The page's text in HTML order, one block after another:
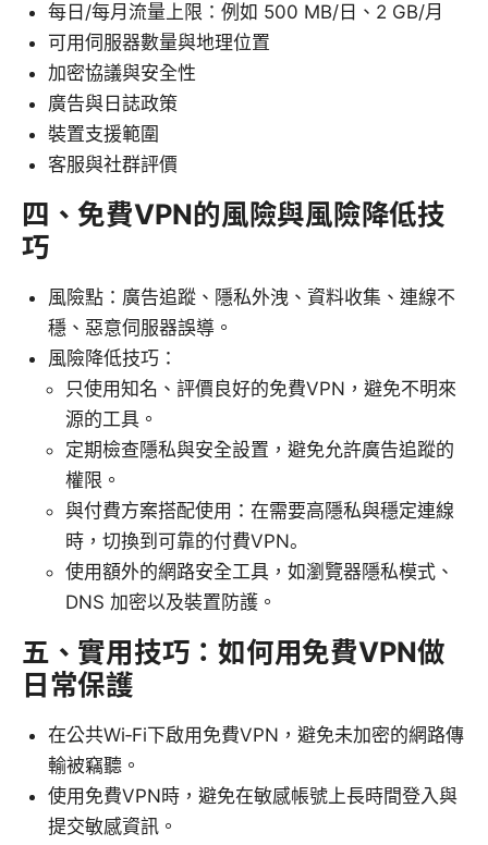
每日/每月流量上限：例如 500 MB/日、2 GB/月
可用伺服器數量與地理位置
加密協議與安全性
廣告與日誌政策
裝置支援範圍
客服與社群評價
四、免費VPN的風險與風險降低技
巧
風險點：廣告追蹤、隱私外洩、資料收集、連線不
穩、惡意伺服器誤導。
風險降低技巧：
只使用知名、評價良好的免費VPN，避免不明來
源的工具。
定期檢查隱私與安全設置，避免允許廣告追蹤的
權限。
與付費方案搭配使用：在需要高隱私與穩定連線
時，切換到可靠的付費VPN。
使用額外的網路安全工具，如瀏覽器隱私模式、
DNS 加密以及裝置防護。
五、實用技巧：如何用免費VPN做
日常保護
在公共Wi‑Fi下啟用免費VPN，避免未加密的網路傳
輸被竊聽。
使用免費VPN時，避免在敏感帳號上長時間登入與
提交敏感資訊。